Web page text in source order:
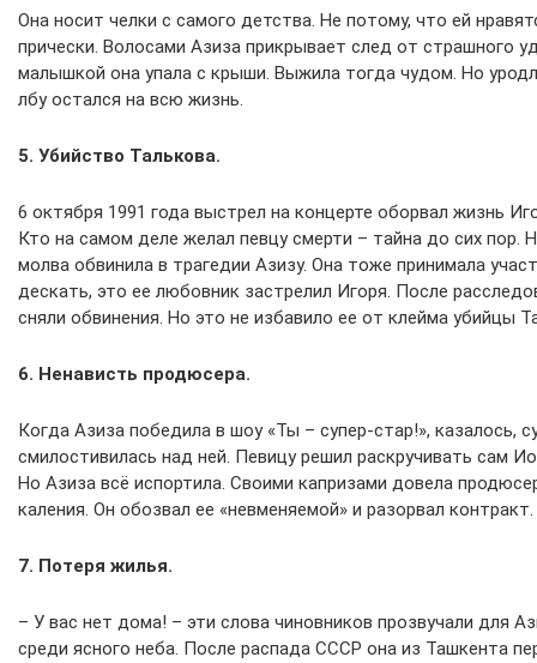
Она носит челки с самого детства. Не потому, что ей
прически. Волосами Азиза прикрывает след от страшного
малышкой она упала с крыши. Выжила тогда чудом. Но
лбу остался на всю жизнь.
5. Убийство Талькова.
6 октября 1991 года выстрел на концерте оборвал жизнь
Кто на самом деле желал певцу смерти – тайна до сих пор.
молва обвинила в трагедии Азизу. Она тоже принимала
дескать, это ее любовник застрелил Игоря. После
сняли обвинения. Но это не избавило ее от клейма убийцы
6. Ненависть продюсера.
Когда Азиза победила в шоу «Ты – супер-стар!», казалось,
смилостивилась над ней. Певицу решил раскручивать сам
Но Азиза всё испортила. Своими капризами довела
каления. Он обозвал ее «невменяемой» и разорвал контракт.
7. Потеря жилья.
– У вас нет дома! – эти слова чиновников прозвучали для
среди ясного неба. После распада СССР она из Ташкента